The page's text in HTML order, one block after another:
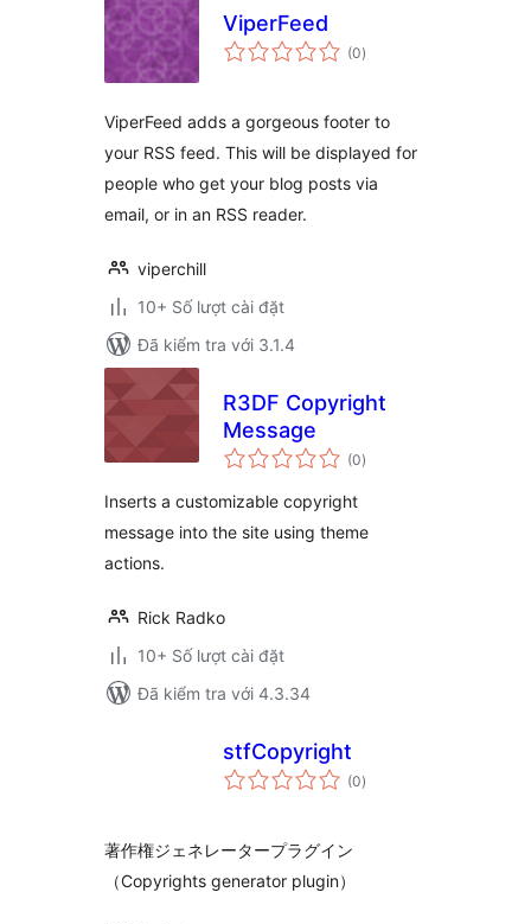
ViperFeed
(0tổng
đánh
)
ViperFeed adds a gorgeous footer to
your RSS feed. This will be displayed for
people who get your blog posts via
email, or in an RSS reader.
viperchill
10+ Số lượt cài đặt
Đã kiểm tra với 3.1.4
R3DF Copyright
Message
(0tổng
đánh
)
Inserts a customizable copyright
message into the site using theme
actions.
Rick Radko
10+ Số lượt cài đặt
Đã kiểm tra với 4.3.34
stfCopyright
(0tổng
đánh
)
著作権ジェネレータープラグイン
（Copyrights generator plugin）